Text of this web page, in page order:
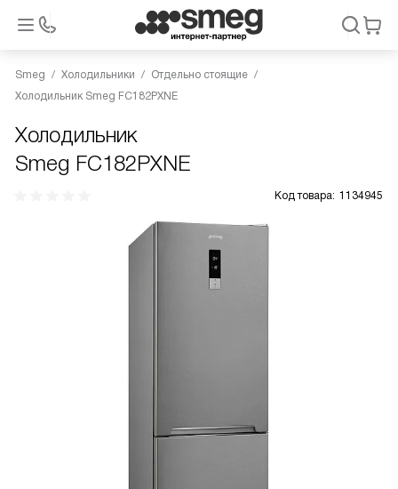
Smeg Холодильники
Отдельно стоящие
Холодильник Smeg FC182PXNE
Холодильник
Smeg FC182PXNE
Код товара: 1134945